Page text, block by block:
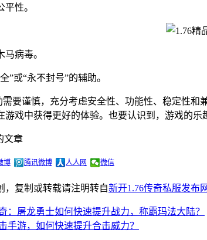
性。
病毒。
”或“永不封号”的辅助。
需要谨慎，充分考虑安全性、功能性、稳定性
游戏中获得更好的体验。也要认识到，游戏的乐
文章
博 腾讯微博 人人网 微信
，复制或转载请注明转自新开1.76传奇私服发布网
：屠龙勇士如何快速提升战力，称霸玛法大陆？
手游，如何快速提升合击威力？